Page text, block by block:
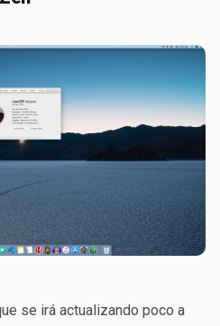
se irá actualizando poco a